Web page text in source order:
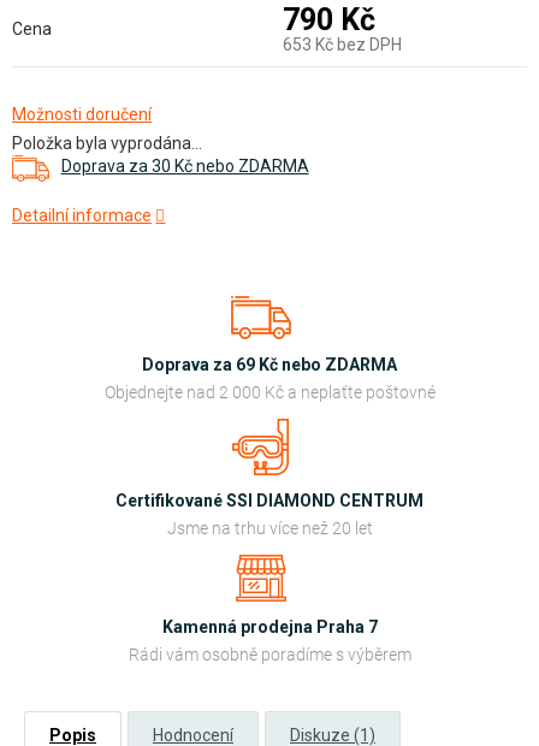
Doprava za 30 Kč nebo ZDARMA
Detailní informace
Cena 790 Kč
653 Kč bez DPH
Možnosti doručení
Položka byla vyprodána…
Doprava za 69 Kč nebo ZDARMA
Objednejte nad 2 000 Kč a neplaťte poštovné
Certifikované SSI DIAMOND CENTRUM
Jsme na trhu více než 20 let
Kamenná prodejna Praha 7
Rádi vám osobně poradíme s výběrem
Popis Hodnocení Diskuze (1)